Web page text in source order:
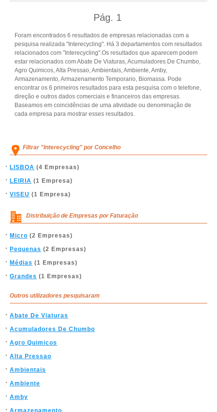
Pág. 1
Foram encontrados 6 resultados de empresas relacionadas com a
pesquisa realizada "Interecycling". Há 3 departamentos com resultados
relacionados com "Interecycling".Os resultados que aparecem podem
estar relacionados com Abate De Viaturas, Acumuladores De Chumbo,
Agro Quimicos, Alta Pressao, Ambientais, Ambiente, Amby,
Armazenamento, Armazenamento Temporario, Biomassa. Pode
encontrar os 6 primeiros resultados para esta pesquisa com o telefone,
direção e outros dados comerciais e financeiros das empresas.
Baseamos em coincidências de uma atividade ou denominação de
cada empresa para mostrar esses resultados.
Filtrar "Interecycling" por Concelho
LISBOA (4 Empresas)
LEIRIA (1 Empresa)
VISEU (1 Empresa)
Distribuição de Empresas por Faturação
Micro (2 Empresas)
Pequenas (2 Empresas)
Médias (1 Empresas)
Grandes (1 Empresas)
Outros utilizadores pesquisaram
Abate De Viaturas
Acumuladores De Chumbo
Agro Quimicos
Alta Pressao
Ambientais
Ambiente
Amby
Armazenamento